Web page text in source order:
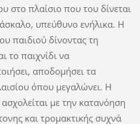
στο πλαίσιο που του δίνεται
υπεύθυνο ενήλικα. Η
παιδιού δίνοντας τη
το παιχνίδι να
αποδομήσει τα
όπου μεγαλώνει. Η
με την κατανόηση
και τρομακτικής συχνά